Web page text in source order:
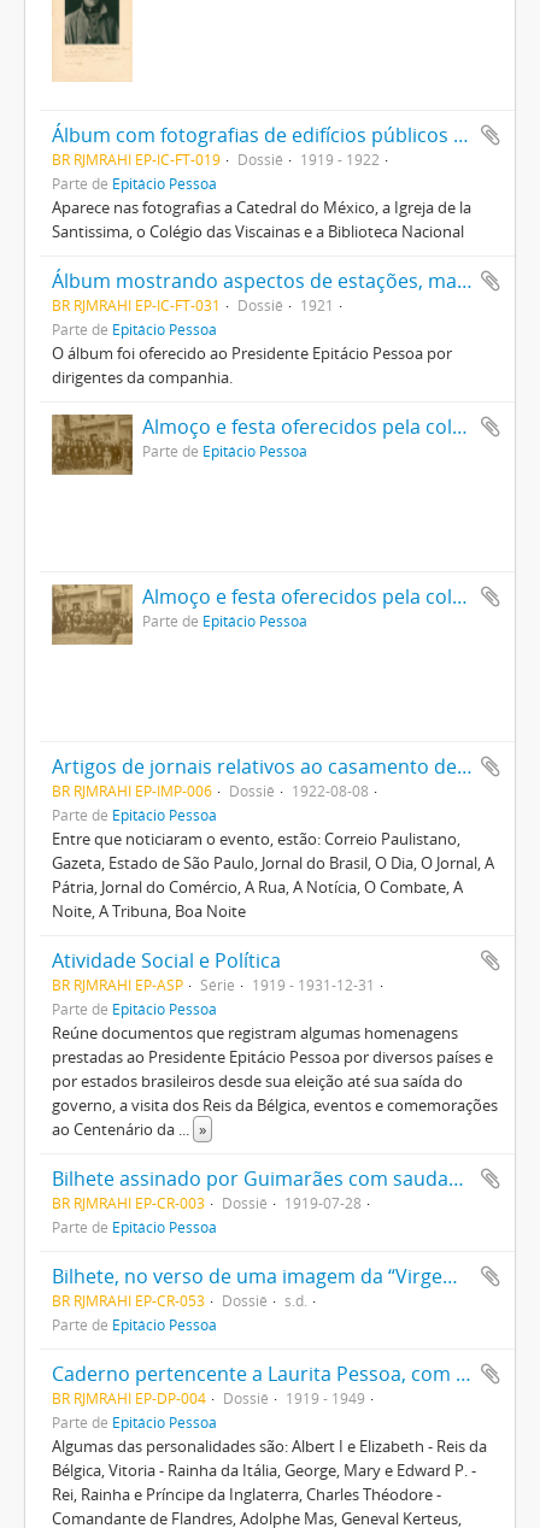
Álbum com fotografias de edifícios públicos do México oferecido ao Presidente Epitácio Pessoa pela Universidade Nacional do México/Secretaria de Educação Pública
BR RJMRAHI EP-IC-FT-019 Dossiê
1919 - 1922
Parte de Epitácio Pessoa
Aparece nas fotografias a Catedral do México, a Igreja de la
Santissima, o Colégio das Viscainas e a Biblioteca Nacional
Álbum mostrando aspectos de estações, maquinários e residências dos empregados da Estrada de Ferro São Paulo Railway Coy Ltd.
BR RJMRAHI EP-IC-FT-031 Dossiê
1921
Parte de Epitácio Pessoa
O álbum foi oferecido ao Presidente Epitácio Pessoa por
dirigentes da companhia.
Almoço e festa oferecidos pela colônia brasileira em Paris ao então Senador Epitácio Pessoa
Parte de Epitácio Pessoa
Almoço e festa oferecidos pela colônia brasileira em Paris ao então Senador Epitácio Pessoa
Parte de Epitácio Pessoa
Artigos de jornais relativos ao casamento de Laurita Pessoa, filha de Epitácio Pessoa, com Edgard de Barros Raja Gabaglia, realizado no Palácio do Catete (RJ)
BR RJMRAHI EP-IMP-006 Dossiê
1922-08-08
Parte de Epitácio Pessoa
Entre que noticiaram o evento, estão: Correio Paulistano,
Gazeta, Estado de São Paulo, Jornal do Brasil, O Dia, O Jornal, A
Pátria, Jornal do Comércio, A Rua, A Notícia, O Combate, A
Noite, A Tribuna, Boa Noite
Atividade Social e Política
BR RJMRAHI EP-ASP Série
1919 - 1931-12-31
Parte de Epitácio Pessoa
Reúne documentos que registram algumas homenagens
prestadas ao Presidente Epitácio Pessoa por diversos países e
por estados brasileiros desde sua eleição até sua saída do
governo, a visita dos Reis da Bélgica, eventos e comemorações
ao Centenário da ... »
Bilhete assinado por Guimarães com saudações e felicitações à família Epitácio Pessoa
BR RJMRAHI EP-CR-003 Dossiê
1919-07-28
Parte de Epitácio Pessoa
Bilhete, no verso de uma imagem da “Virgem Dolorosa”, endereçado à “irmãzinha querida”, com mensagem de afeto e saudade
BR RJMRAHI EP-CR-053 Dossiê
s.d.
Parte de Epitácio Pessoa
Caderno pertencente a Laurita Pessoa, com autógrafos e mensagens de personalidades diversas
BR RJMRAHI EP-DP-004 Dossiê
1919 - 1949
Parte de Epitácio Pessoa
Algumas das personalidades são: Albert I e Elizabeth - Reis da
Bélgica, Vitoria - Rainha da Itália, George, Mary e Edward P. -
Rei, Rainha e Príncipe da Inglaterra, Charles Théodore -
Comandante de Flandres, Adolphe Mas, Geneval Kerteus,